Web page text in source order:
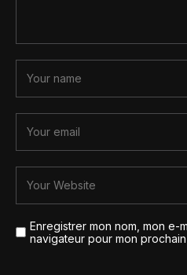
Enregistrer mon nom, mon e-
navigateur pour mon